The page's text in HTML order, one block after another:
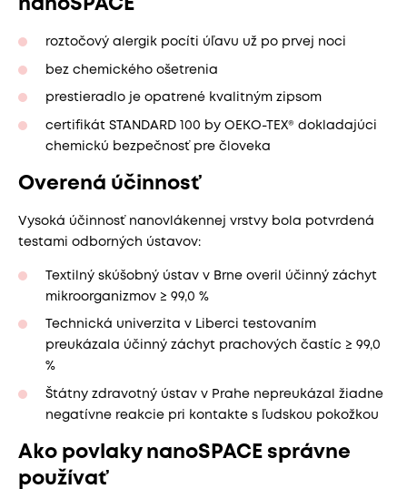
nanoSPACE
roztočový alergik pocíti úľavu už po prvej noci
bez chemického ošetrenia
prestieradlo je opatrené kvalitným zipsom
certifikát STANDARD 100 by OEKO-TEX® dokladajúci
chemickú bezpečnosť pre človeka
Overená účinnosť
Vysoká účinnosť nanovlákennej vrstvy bola potvrdená
testami odborných ústavov:
Textilný skúšobný ústav v Brne overil účinný záchyt
mikroorganizmov ≥ 99,0 %
Technická univerzita v Liberci testovaním
preukázala účinný záchyt prachových častíc ≥ 99,0
%
Štátny zdravotný ústav v Prahe nepreukázal žiadne
negatívne reakcie pri kontakte s ľudskou pokožkou
Ako povlaky nanoSPACE správne
používať